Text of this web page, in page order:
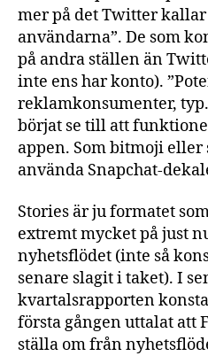
mer på det Twitter kallar
användarna”. De som
på andra ställen än
inte ens har konto).
reklamkonsumenter,
börjat se till att
appen. Som bitmoji eller
använda Snapchat-
Stories är ju formatet
extremt mycket på just
nyhetsflödet (inte så
senare slagit i taket). I
kvartalsrapporten
första gången uttalat att
ställa om från